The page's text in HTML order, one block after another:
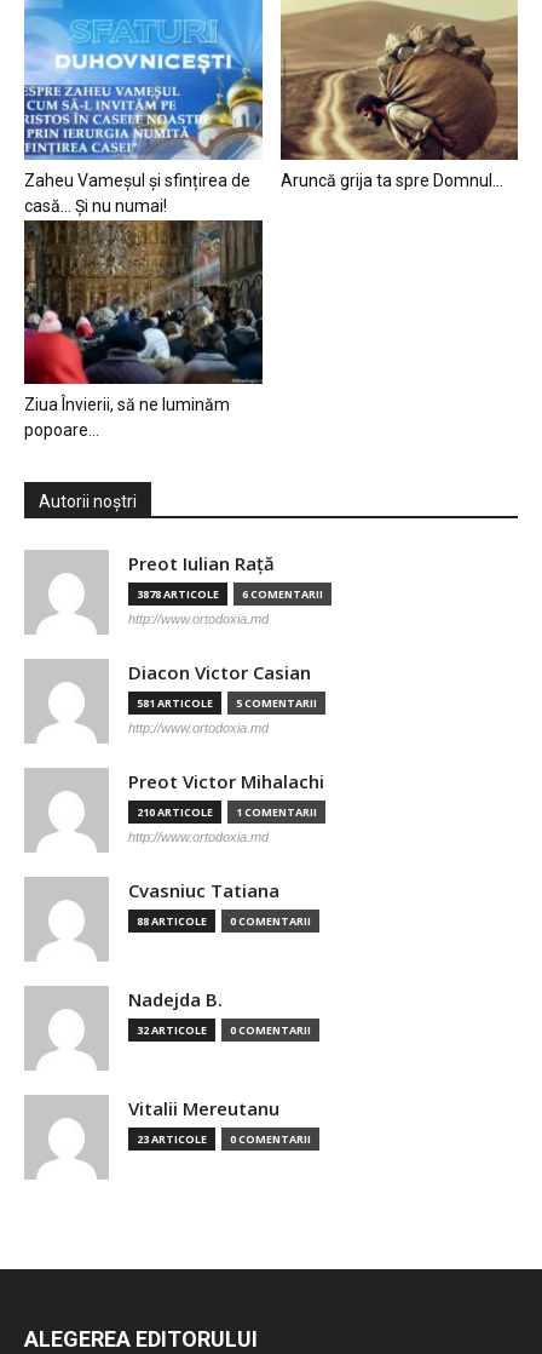
Zaheu Vameșul și sfințirea de
casă… Și nu numai!
Aruncă grija ta spre Domnul…
Ziua Învierii, să ne luminăm
popoare…
Autorii noștri
Preot Iulian Raţă
3878 ARTICOLE 6 COMENTARII
http://www.ortodoxia.md
Diacon Victor Casian
581 ARTICOLE 5 COMENTARII
http://www.ortodoxia.md
Preot Victor Mihalachi
210 ARTICOLE 1 COMENTARII
http://www.ortodoxia.md
Cvasniuc Tatiana
88 ARTICOLE 0 COMENTARII
Nadejda B.
32 ARTICOLE 0 COMENTARII
Vitalii Mereutanu
23 ARTICOLE 0 COMENTARII
ALEGEREA EDITORULUI